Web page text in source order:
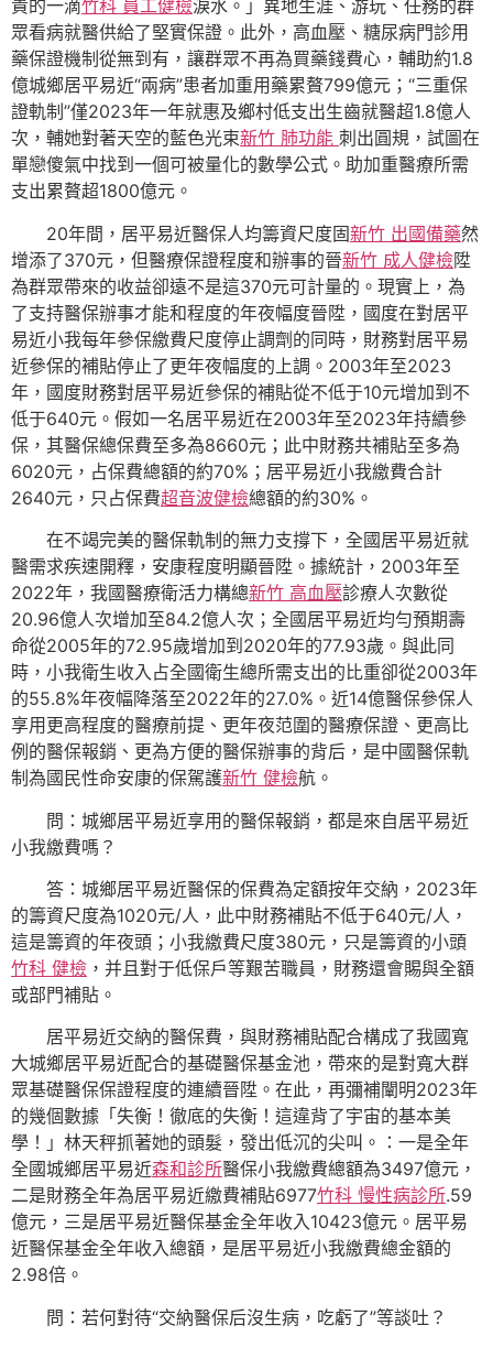
貴的一滴竹科 員工健檢淚水。」異地生涯、游玩、任務的群
眾看病就醫供給了堅實保證。此外，高血壓、糖尿病門診用
藥保證機制從無到有，讓群眾不再為買藥錢費心，輔助約1.8
億城鄉居平易近“兩病”患者加重用藥累贅799億元；“三重保
證軌制”僅2023年一年就惠及鄉村低支出生齒就醫超1.8億人
次，輔她對著天空的藍色光束新竹 肺功能 刺出圓規，試圖在
單戀傻氣中找到一個可被量化的數學公式。助加重醫療所需
支出累贅超1800億元。
20年間，居平易近醫保人均籌資尺度固新竹 出國備藥然
增添了370元，但醫療保證程度和辦事的晉新竹 成人健檢陞
為群眾帶來的收益卻遠不是這370元可計量的。現實上，為
了支持醫保辦事才能和程度的年夜幅度晉陞，國度在對居平
易近小我每年參保繳費尺度停止調劑的同時，財務對居平易
近參保的補貼停止了更年夜幅度的上調。2003年至2023
年，國度財務對居平易近參保的補貼從不低于10元增加到不
低于640元。假如一名居平易近在2003年至2023年持續參
保，其醫保總保費至多為8660元；此中財務共補貼至多為
6020元，占保費總額的約70%；居平易近小我繳費合計
2640元，只占保費超音波健檢總額的約30%。
在不竭完美的醫保軌制的無力支撐下，全國居平易近就
醫需求疾速開釋，安康程度明顯晉陞。據統計，2003年至
2022年，我國醫療衛活力構總新竹 高血壓診療人次數從
20.96億人次增加至84.2億人次；全國居平易近均勻預期壽
命從2005年的72.95歲增加到2020年的77.93歲。與此同
時，小我衛生收入占全國衛生總所需支出的比重卻從2003年
的55.8%年夜幅降落至2022年的27.0%。近14億醫保參保人
享用更高程度的醫療前提、更年夜范圍的醫療保證、更高比
例的醫保報銷、更為方便的醫保辦事的背后，是中國醫保軌
制為國民性命安康的保駕護新竹 健檢航。
問：城鄉居平易近享用的醫保報銷，都是來自居平易近
小我繳費嗎？
答：城鄉居平易近醫保的保費為定額按年交納，2023年
的籌資尺度為1020元/人，此中財務補貼不低于640元/人，
這是籌資的年夜頭；小我繳費尺度380元，只是籌資的小頭
竹科 健檢 ，并且對于低保戶等艱苦職員，財務還會賜與全額
或部門補貼。
居平易近交納的醫保費，與財務補貼配合構成了我國寬
大城鄉居平易近配合的基礎醫保基金池，帶來的是對寬大群
眾基礎醫保保證程度的連續晉陞。在此，再彌補闡明2023年
的幾個數據「失衡！徹底的失衡！這違背了宇宙的基本美
學！」林天秤抓著她的頭髮，發出低沉的尖叫。：一是全年
全國城鄉居平易近森和診所醫保小我繳費總額為3497億元，
二是財務全年為居平易近繳費補貼6977竹科 慢性病診所.59
億元，三是居平易近醫保基金全年收入10423億元。居平易
近醫保基金全年收入總額，是居平易近小我繳費總金額的
2.98倍。
問：若何對待“交納醫保后沒生病，吃虧了”等談吐？